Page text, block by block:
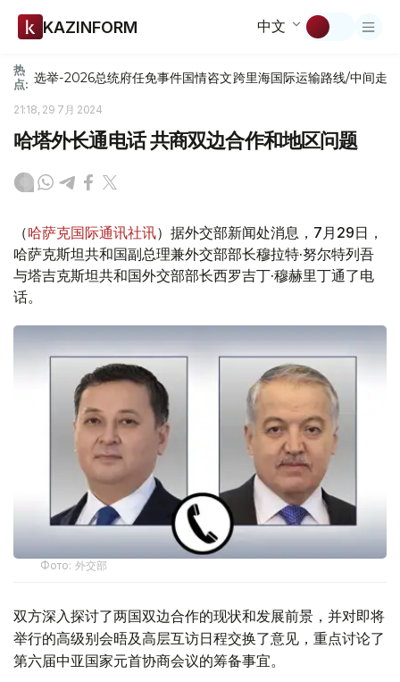
KAZINFORM 中文
热
点: 选举-2026总统府任免事件国情咨文跨里海国际运输路线/中间走廊
21:18, 29 7月 2024
哈塔外长通电话 共商双边合作和地区问题
（哈萨克国际通讯社讯）据外交部新闻处消息，7月29日，
哈萨克斯坦共和国副总理兼外交部部长穆拉特·努尔特列吾
与塔吉克斯坦共和国外交部部长西罗吉丁·穆赫里丁通了电
话。
Фото: 外交部
双方深入探讨了两国双边合作的现状和发展前景，并对即将
举行的高级别会晤及高层互访日程交换了意见，重点讨论了
第六届中亚国家元首协商会议的筹备事宜。